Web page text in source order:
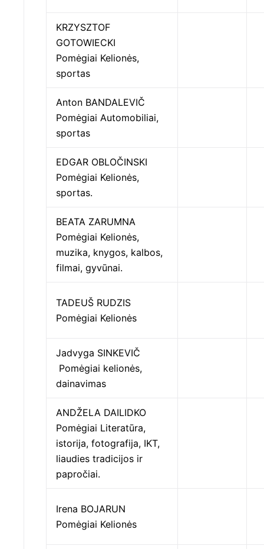
KRZYSZTOF
GOTOWIECKI
Pomėgiai Kelionės,
sportas
Anton BANDALEVIČ
Pomėgiai Automobiliai,
sportas
EDGAR OBLOČINSKI
Pomėgiai Kelionės,
sportas.
BEATA ZARUMNA
Pomėgiai Kelionės,
muzika, knygos, kalbos,
filmai, gyvūnai.
TADEUŠ RUDZIS
Pomėgiai Kelionės
Jadvyga SINKEVIČ
Pomėgiai kelionės,
dainavimas
ANDŽELA DAILIDKO
Pomėgiai Literatūra,
istorija, fotografija, IKT,
liaudies tradicijos ir
papročiai.
Irena BOJARUN
Pomėgiai Kelionės